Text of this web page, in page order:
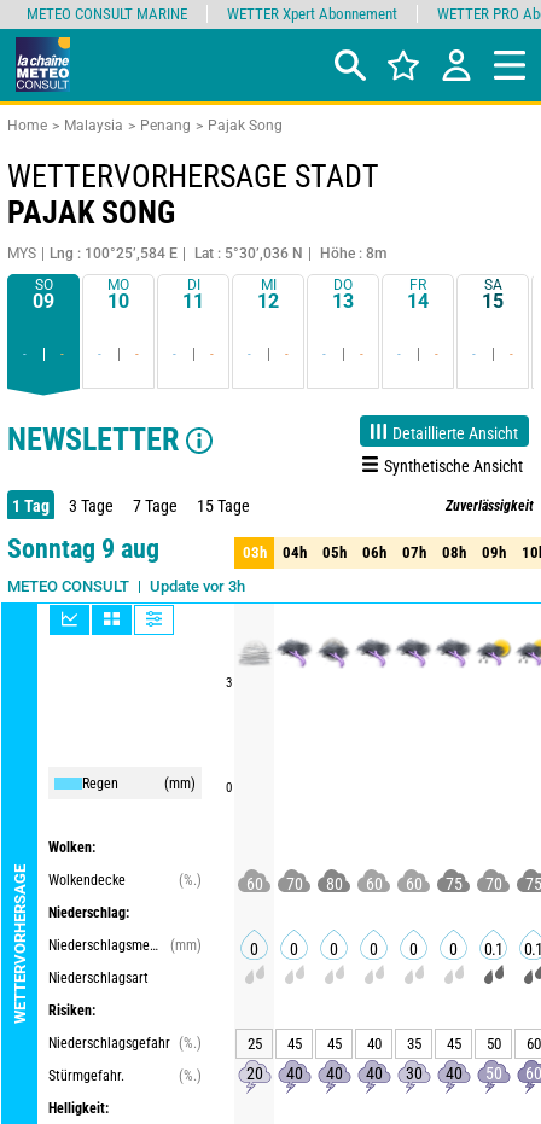
Home Malaysia Penang Pajak Song
WETTERVORHERSAGE STADT
PAJAK SONG
MYS Lng : 100°25’,584 E Lat : 5°30’,036 N
Höhe : 8m
SO
09
- -
MO
10
- -
DI
11
- -
MI
12
- -
DO
13
- -
FR
14
- -
SA
15
- -
NEWSLETTER
Detaillierte Ansicht
Synthetische Ansicht
1 Tag 3 Tage 7 Tage 15 Tage Zuverlässigkeit
85%
Sonntag 9 aug
METEO CONSULT Update vor 3h
WETTERVORHERSAGE
Regen (mm)
Wolken:
Wolkendecke
(%.)
Niederschlag:
Niederschlagsmenge
(mm)
Niederschlagsart
Risiken:
Niederschlagsgefahr (%.)
Stürmgefahr.
(%.)
Helligkeit:
3
0
03h 04h 05h 06h 07h 08h 09h
03h 04h 05h 06h 07h 08h 09h
60 70 80 60 60 75 70 75
0 0 0 0 0 0 0.1
25 45 45 40 35 45 50 60
20 40 40 40 30 40 50 60
METEO CONSULT MARINE WETTER Xpert Abonnement WETTER PRO